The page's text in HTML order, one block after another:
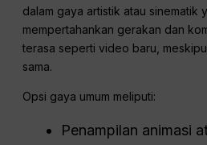
dalam gaya artistik atau sinematik
mempertahankan gerakan dan
terasa seperti video baru,
sama.
Opsi gaya umum meliputi:
Penampilan animasi